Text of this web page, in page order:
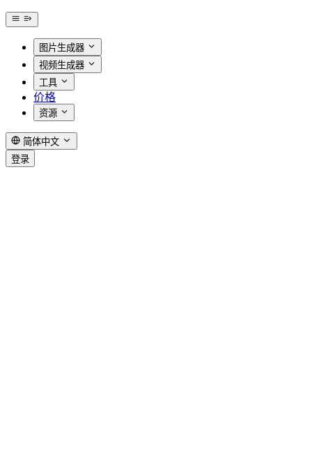
图片生成器
视频生成器
工具
价格
资源
简体中文
登录